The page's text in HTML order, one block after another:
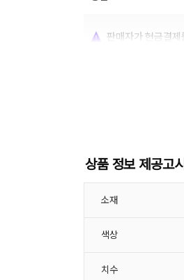
상품 정보 제공고시
소재
색상
치수